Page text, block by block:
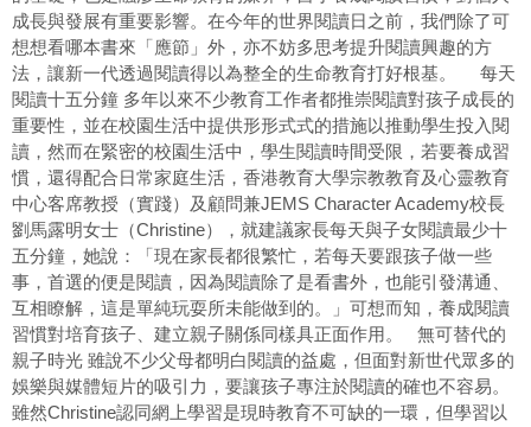
成長與發展有重要影響。在今年的世界閱讀日之前，我們除了可
想想看哪本書來「應節」外，亦不妨多思考提升閱讀興趣的方
法，讓新一代透過閱讀得以為整全的生命教育打好根基。 每天
閱讀十五分鐘 多年以來不少教育工作者都推崇閱讀對孩子成長的
重要性，並在校園生活中提供形形式式的措施以推動學生投入閱
讀，然而在緊密的校園生活中，學生閱讀時間受限，若要養成習
慣，還得配合日常家庭生活，香港教育大學宗教教育及心靈教育
中心客席教授（實踐）及顧問兼JEMS Character Academy校長
劉馬露明女士（Christine），就建議家長每天與子女閱讀最少十
五分鐘，她說：「現在家長都很繁忙，若每天要跟孩子做一些
事，首選的便是閱讀，因為閱讀除了是看書外，也能引發溝通、
互相瞭解，這是單純玩耍所未能做到的。」可想而知，養成閱讀
習慣對培育孩子、建立親子關係同樣具正面作用。 無可替代的
親子時光 雖說不少父母都明白閱讀的益處，但面對新世代眾多的
娛樂與媒體短片的吸引力，要讓孩子專注於閱讀的確也不容易。
雖然Christine認同網上學習是現時教育不可缺的一環，但學習以